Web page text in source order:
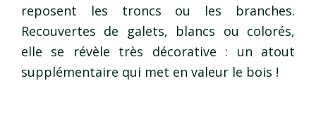
reposent les troncs ou les branches.
Recouvertes de galets, blancs ou colorés,
elle se révèle très décorative : un atout
supplémentaire qui met en valeur le bois !